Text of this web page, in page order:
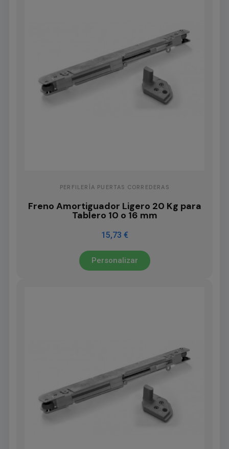
PERFILERÍA PUERTAS CORREDERAS
Freno Amortiguador Ligero 20 Kg para
Tablero 10 o 16 mm
15,73 €
Personalizar